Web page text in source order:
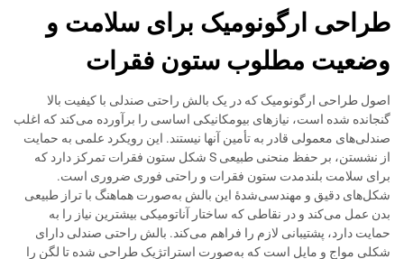
طراحی ارگونومیک برای سلامت و
وضعیت مطلوب ستون فقرات
اصول طراحی ارگونومیک که در یک بالش راحتی صندلی با کیفیت بالا
گنجانده شده است، نیازهای بیومکانیکی اساسی را برآورده می‌کند که اغلب
صندلی‌های معمولی قادر به تأمین آنها نیستند. این رویکرد علمی به حمایت
از نشستن، بر حفظ منحنی طبیعی S شکل ستون فقرات تمرکز دارد که
برای سلامت بلندمدت ستون فقرات و راحتی فوری ضروری است.
شکل‌های دقیق و مهندسی‌شدهٔ این بالش به‌صورت هماهنگ با تراز طبیعی
بدن عمل می‌کند و در نقاطی که ساختار آناتومیکی بیشترین نیاز را به
حمایت دارد، پشتیبانی لازم را فراهم می‌کند. بالش راحتی صندلی دارای
شکلی مواج و مایل است که به‌صورت استراتژیک طراحی شده تا لگن را